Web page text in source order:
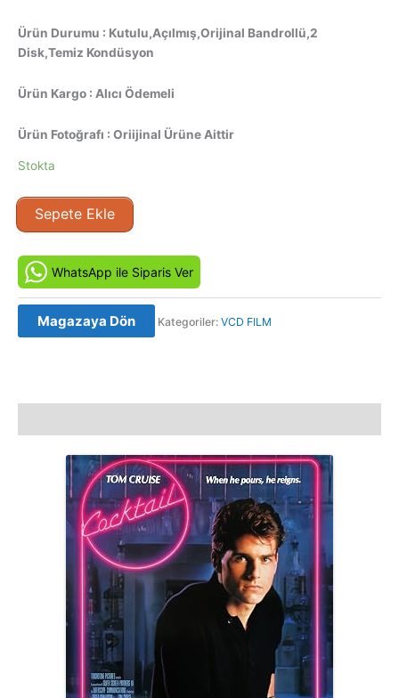
Ürün Durumu : Kutulu,Açılmış,Orijinal Bandrollü,2
Disk,Temiz Kondüsyon
Ürün Kargo : Alıcı Ödemeli
Ürün Fotoğrafı : Oriijinal Ürüne Aittir
Stokta
Kokteyl
-
(1988)
Orijinal
VCD
Film
Sepete Ekle
WhatsApp ile Siparis Ver
Magazaya Dön Kategoriler: VCD FILM